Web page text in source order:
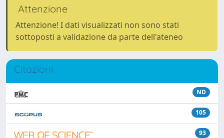
Attenzione
Attenzione! I dati visualizzati non sono stati
sottoposti a validazione da parte dell'ateneo
Citazioni
ND
105
93